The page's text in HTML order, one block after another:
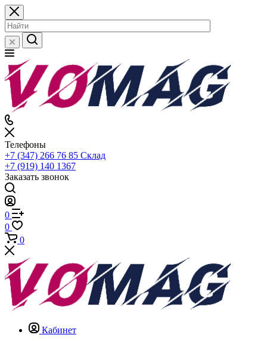
Телефоны
+7 (347) 266 76 85 Склад
+7 (919) 140 1367
Заказать звонок
0
0
0
Кабинет